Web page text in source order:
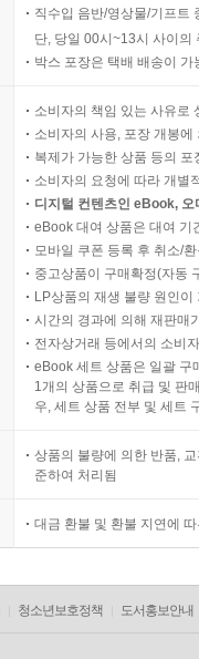
직수입 음반/영상물/기프트
단, 당일 00시~13시 사이의
박스 포장은 택배 배송이
소비자의 책임 있는 사유로
소비자의 사용, 포장 개봉
복제가 가능한 상품 등의
소비자의 요청에 따라 개별
디지털 컨텐츠인 eBook,
eBook 대여 상품은 대여 기
모바일 쿠폰 등록 후 취소/
중고상품이 구매확정(자동
LP상품의 재생 불량 원인
시간의 경과에 의해 재판매
전자상거래 등에서의 소비
eBook 세트 상품은 일괄 구
1개의 상품으로 취급 및 판
우, 세트 상품 전부 및 세트
상품의 불량에 의한 반품,
준하여 처리됨
대금 환불 및 환불 지연에
청소년보호정책 도서홍보안내